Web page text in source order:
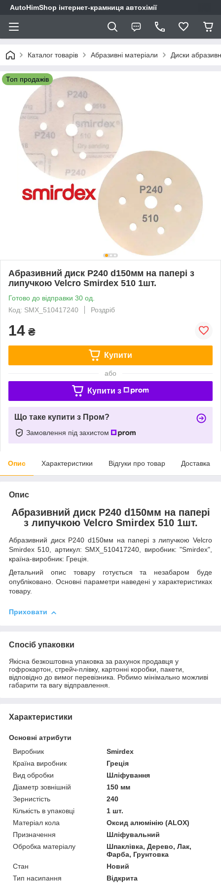
AutoHimShop інтернет-крамниця автохімії
Каталог товарів Абразивні матеріали Диски
Топ продажів
Абразивний диск P240 d150мм на папері з
липучкою Velcro Smirdex 510 1шт.
Готово до відправки 30 од.
Код: SMX_510417240
Роздріб
14 ₴
Купити
або
Купити з
Що таке купити з Пром?
Замовлення під захистом
Опис Характеристики Відгуки про товар Доставка
Опис
Абразивний диск P240 d150мм на папері
з липучкою Velcro Smirdex 510 1шт.
Абразивний диск P240 d150мм на папері з липучкою Velcro
Smirdex 510, артикул: SMX_510417240, виробник: "Smirdex",
країна-виробник: Греція.
Детальний опис товару готується та незабаром буде
опубліковано. Основні параметри наведені у характеристиках
товару.
Приховати
Спосіб упаковки
Якісна безкоштовна упаковка за рахунок продавця у
гофрокартон, стрейч-плівку, картонні коробки, пакети,
відповідно до вимог перевізника. Робимо мінімально можливі
габарити та вагу відправлення.
Характеристики
Основні атрибути
Виробник
Smirdex
Країна виробник
Греція
Вид обробки
Шліфування
Діаметр зовнішній
150 мм
Зернистість
240
Кількість в упаковці
1 шт.
Матеріал кола
Оксид алюмінію (ALOX)
Призначення
Шліфувальний
Обробка матеріалу
Шпаклівка, Дерево, Лак,
Фарба, Грунтовка
Стан
Новий
Тип насипання
Відкрита